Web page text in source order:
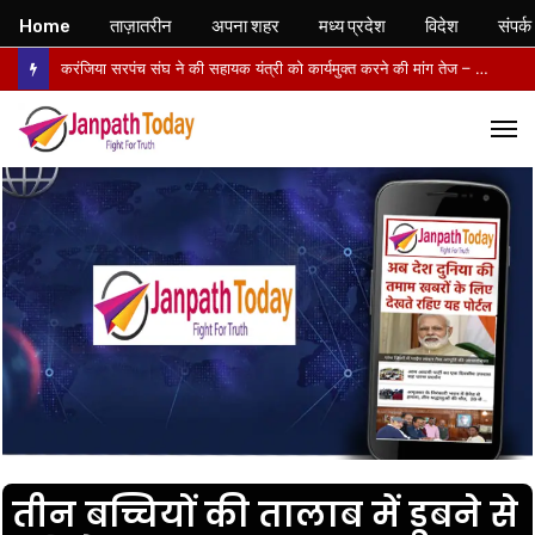
करंजिया सरपंच संघ ने की सहायक यंत्री को कार्यमुक्त करने की मांग तेज – 5 अगस्त को जनपद पंचायत और 6 अगस्त को कलेक्टर को सौंपा ज्ञापन,
तीन बच्चियों की तालाब में डूबने से
Home ताज़ातरीन अपना शहर मध्य प्रदेश विदेश संपर्क